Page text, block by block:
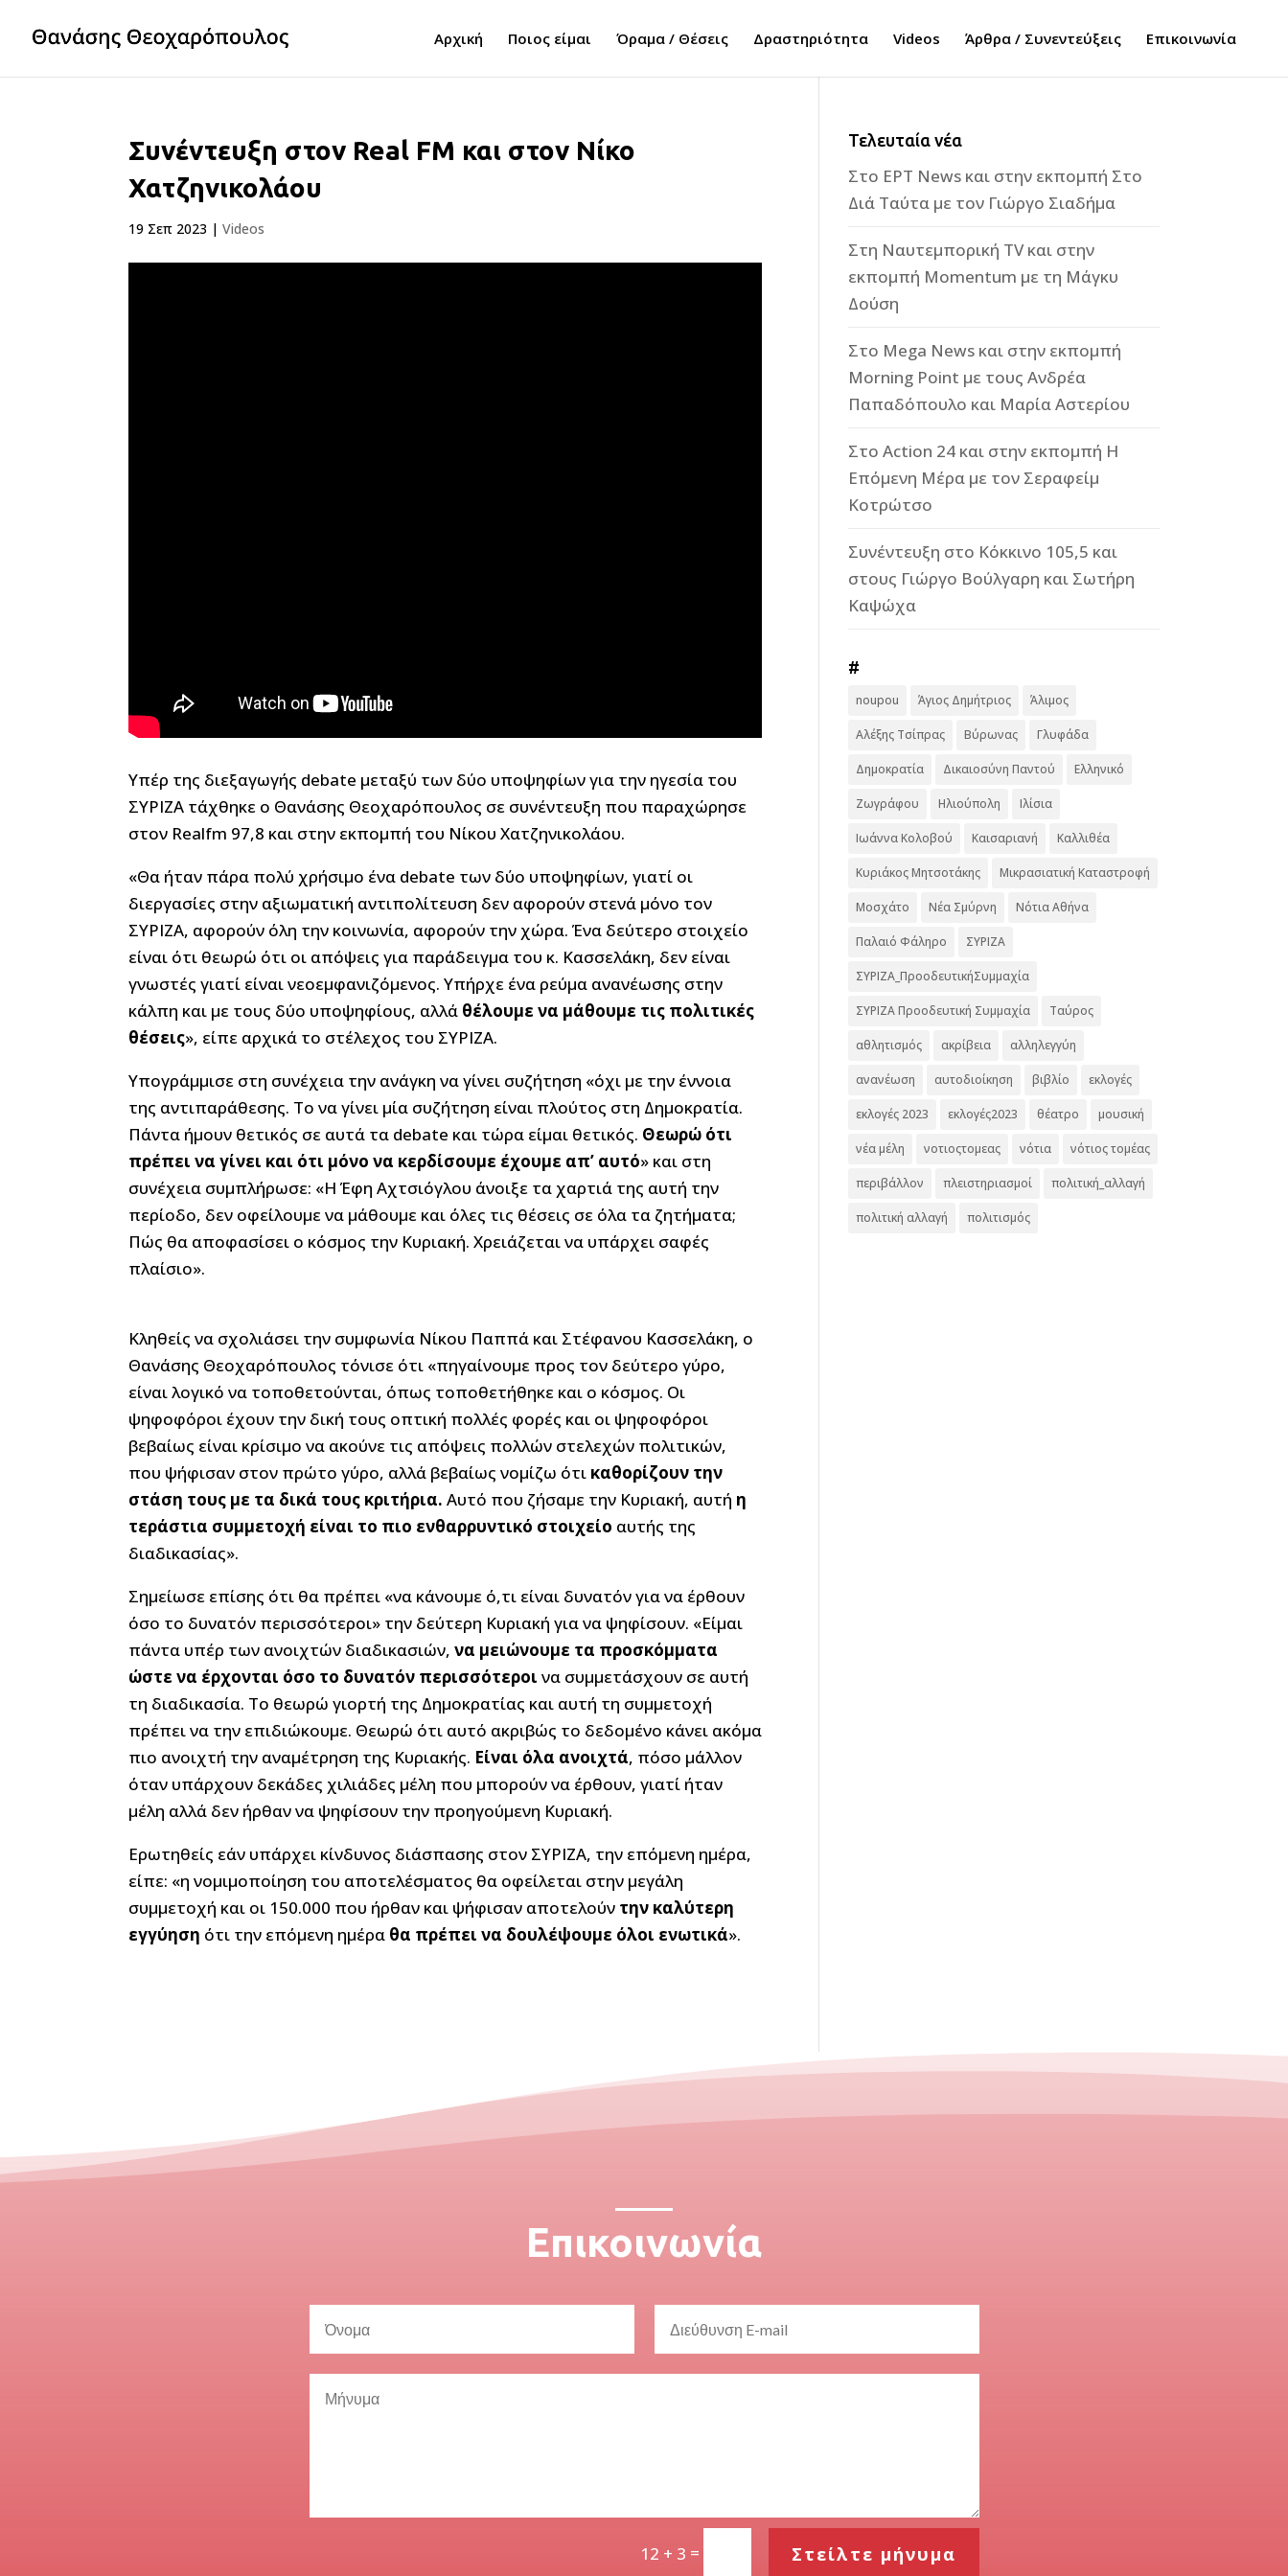
Αρχική Ποιος είμαι Όραμα / Θέσεις Δραστηριότητα Videos Άρθρα / Συνεντεύξεις Επικοινωνία
Συνέντευξη στον Real FM και στον Νίκο
Χατζηνικολάου
19 Σεπ 2023 |Videos
Υπέρ της διεξαγωγής debate μεταξύ των δύο υποψηφίων για την ηγεσία του
ΣΥΡΙΖΑ τάχθηκε ο Θανάσης Θεοχαρόπουλος σε συνέντευξη που παραχώρησε
στον Realfm 97,8 και στην εκπομπή του Νίκου Χατζηνικολάου.
«Θα ήταν πάρα πολύ χρήσιμο ένα debate των δύο υποψηφίων, γιατί οι
διεργασίες στην αξιωματική αντιπολίτευση δεν αφορούν στενά μόνο τον
ΣΥΡΙΖΑ, αφορούν όλη την κοινωνία, αφορούν την χώρα. Ένα δεύτερο στοιχείο
είναι ότι θεωρώ ότι οι απόψεις για παράδειγμα του κ. Κασσελάκη, δεν είναι
γνωστές γιατί είναι νεοεμφανιζόμενος. Υπήρχε ένα ρεύμα ανανέωσης στην
κάλπη και με τους δύο υποψηφίους, αλλά θέλουμε να μάθουμε τις πολιτικές
θέσεις», είπε αρχικά το στέλεχος του ΣΥΡΙΖΑ.
Υπογράμμισε στη συνέχεια την ανάγκη να γίνει συζήτηση «όχι με την έννοια
της αντιπαράθεσης. Το να γίνει μία συζήτηση είναι πλούτος στη Δημοκρατία.
Πάντα ήμουν θετικός σε αυτά τα debate και τώρα είμαι θετικός. Θεωρώ ότι
πρέπει να γίνει και ότι μόνο να κερδίσουμε έχουμε απ’ αυτό» και στη
συνέχεια συμπλήρωσε: «Η Έφη Αχτσιόγλου άνοιξε τα χαρτιά της αυτή την
περίοδο, δεν οφείλουμε να μάθουμε και όλες τις θέσεις σε όλα τα ζητήματα;
Πώς θα αποφασίσει ο κόσμος την Κυριακή. Χρειάζεται να υπάρχει σαφές
πλαίσιο».
Κληθείς να σχολιάσει την συμφωνία Νίκου Παππά και Στέφανου Κασσελάκη, ο
Θανάσης Θεοχαρόπουλος τόνισε ότι «πηγαίνουμε προς τον δεύτερο γύρο,
είναι λογικό να τοποθετούνται, όπως τοποθετήθηκε και ο κόσμος. Οι
ψηφοφόροι έχουν την δική τους οπτική πολλές φορές και οι ψηφοφόροι
βεβαίως είναι κρίσιμο να ακούνε τις απόψεις πολλών στελεχών πολιτικών,
που ψήφισαν στον πρώτο γύρο, αλλά βεβαίως νομίζω ότι καθορίζουν την
στάση τους με τα δικά τους κριτήρια. Αυτό που ζήσαμε την Κυριακή, αυτή η
τεράστια συμμετοχή είναι το πιο ενθαρρυντικό στοιχείο αυτής της
διαδικασίας».
Σημείωσε επίσης ότι θα πρέπει «να κάνουμε ό,τι είναι δυνατόν για να έρθουν
όσο το δυνατόν περισσότεροι» την δεύτερη Κυριακή για να ψηφίσουν. «Είμαι
πάντα υπέρ των ανοιχτών διαδικασιών,να μειώνουμε τα προσκόμματα
ώστε να έρχονται όσο το δυνατόν περισσότεροι να συμμετάσχουν σε αυτή
τη διαδικασία. Το θεωρώ γιορτή της Δημοκρατίας και αυτή τη συμμετοχή
πρέπει να την επιδιώκουμε. Θεωρώ ότι αυτό ακριβώς το δεδομένο κάνει ακόμα
πιο ανοιχτή την αναμέτρηση της Κυριακής. Είναι όλα ανοιχτά, πόσο μάλλον
όταν υπάρχουν δεκάδες χιλιάδες μέλη που μπορούν να έρθουν, γιατί ήταν
μέλη αλλά δεν ήρθαν να ψηφίσουν την προηγούμενη Κυριακή.
Ερωτηθείς εάν υπάρχει κίνδυνος διάσπασης στον ΣΥΡΙΖΑ, την επόμενη ημέρα,
είπε: «η νομιμοποίηση του αποτελέσματος θα οφείλεται στην μεγάλη
συμμετοχή και οι 150.000 που ήρθαν και ψήφισαν αποτελούν την καλύτερη
εγγύηση ότι την επόμενη ημέρα θα πρέπει να δουλέψουμε όλοι ενωτικά».
Τελευταία νέα
Στο ΕΡΤ News και στην εκπομπή Στο
Διά Ταύτα με τον Γιώργο Σιαδήμα
Στη Ναυτεμπορική TV και στην
εκπομπή Momentum με τη Μάγκυ
Δούση
Στο Mega News και στην εκπομπή
Morning Point με τους Ανδρέα
Παπαδόπουλο και Μαρία Αστερίου
Στο Action 24 και στην εκπομπή Η
Επόμενη Μέρα με τον Σεραφείμ
Κοτρώτσο
Συνέντευξη στο Κόκκινο 105,5 και
στους Γιώργο Βούλγαρη και Σωτήρη
Καψώχα
#
noupou Άγιος Δημήτριος Άλιμος
Αλέξης Τσίπρας Βύρωνας Γλυφάδα
Δημοκρατία Δικαιοσύνη Παντού Ελληνικό
Ζωγράφου Ηλιούπολη Ιλίσια
Ιωάννα Κολοβού Καισαριανή Καλλιθέα
Κυριάκος Μητσοτάκης Μικρασιατική Καταστροφή
Μοσχάτο Νέα Σμύρνη Νότια Αθήνα
Παλαιό Φάληρο ΣΥΡΙΖΑ
ΣΥΡΙΖΑ_ΠροοδευτικήΣυμμαχία
ΣΥΡΙΖΑ Προοδευτική Συμμαχία Ταύρος
αθλητισμός ακρίβεια αλληλεγγύη
ανανέωση αυτοδιοίκηση βιβλίο εκλογές
εκλογές 2023 εκλογές2023 θέατρο μουσική
νέα μέλη νοτιοςτομεας νότια νότιος τομέας
περιβάλλον πλειστηριασμοί πολιτική_αλλαγή
πολιτική αλλαγή πολιτισμός
Επικοινωνία
12 + 3 = Στείλτε μήνυμα